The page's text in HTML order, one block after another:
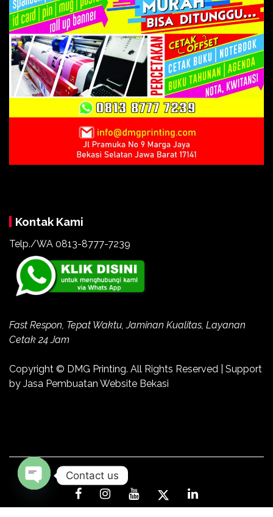
Kontak Kami
Telp./WA 0813-8777-7239
Fast Respon, Tepat Waktu, Jaminan Kualitas, Layanan
Cetak 24 Jam
Copyright © DMG Printing. All Rights Reserved | Support
by Jasa Pembuatan Website Bekasi
Contact us